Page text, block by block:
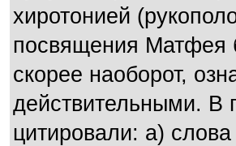
хиротонией
посвящения Матфея
скорее наоборот,
действительными. В
цитировали: а)